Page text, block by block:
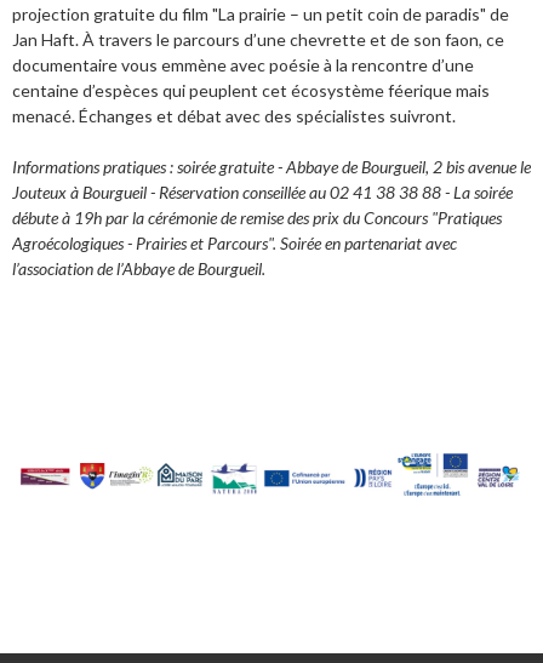
projection gratuite du film "La prairie – un petit coin de paradis" de
Jan Haft. À travers le parcours d’une chevrette et de son faon, ce
documentaire vous emmène avec poésie à la rencontre d’une
centaine d’espèces qui peuplent cet écosystème féerique mais
menacé. Échanges et débat avec des spécialistes suivront.
Informations pratiques : soirée gratuite - Abbaye de Bourgueil, 2 bis avenue le
Jouteux à Bourgueil - Réservation conseillée au 02 41 38 38 88 - La soirée
débute à 19h par la cérémonie de remise des prix du Concours "Pratiques
Agroécologiques - Prairies et Parcours". Soirée en partenariat avec
l’association de l’Abbaye de Bourgueil.